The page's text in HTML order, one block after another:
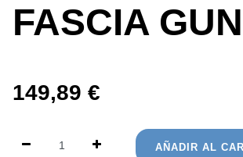
FASCIA GUN
149,89 €
AÑADIR AL